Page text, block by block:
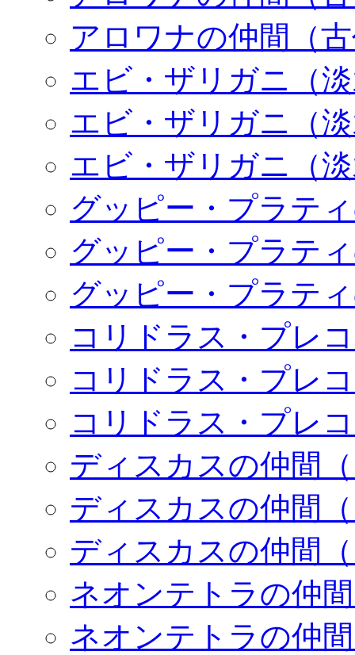
アロワナの仲間（
エビ・ザリガニ（
エビ・ザリガニ（
エビ・ザリガニ（
グッピー・プラテ
グッピー・プラテ
グッピー・プラテ
コリドラス・プレ
コリドラス・プレ
コリドラス・プレ
ディスカスの仲間
ディスカスの仲間
ディスカスの仲間
ネオンテトラの仲
ネオンテトラの仲